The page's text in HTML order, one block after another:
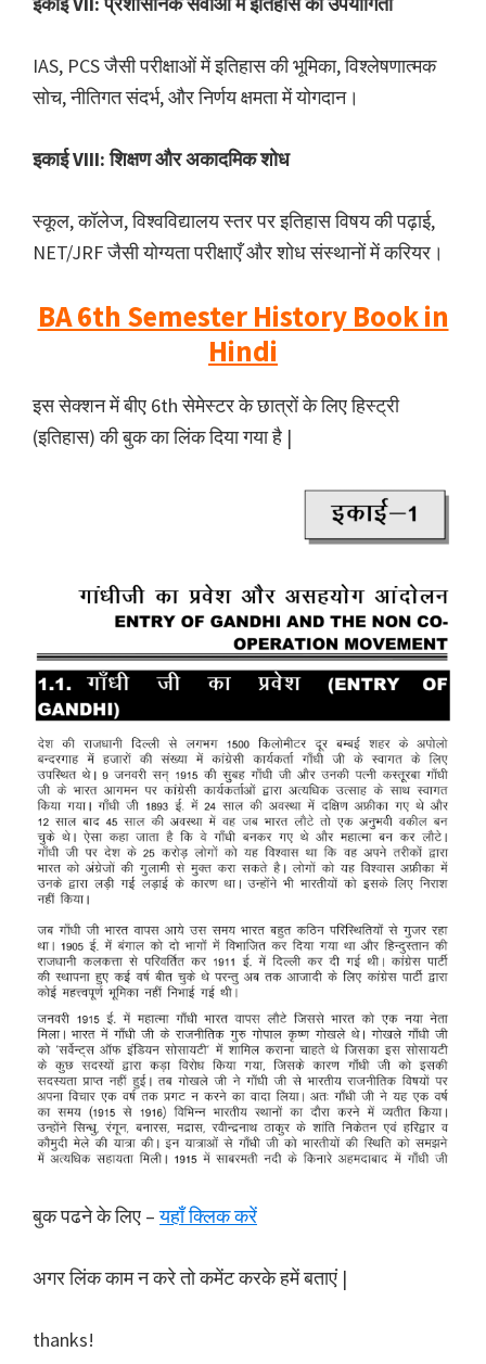
IAS, PCS जैसी परीक्षाओं में इतिहास की भूमिका, विश्लेषणात्मक
सोच, नीतिगत संदर्भ, और निर्णय क्षमता में योगदान।
इकाई VIII: शिक्षण और अकादमिक शोध
स्कूल, कॉलेज, विश्वविद्यालय स्तर पर इतिहास विषय की पढ़ाई,
NET/JRF जैसी योग्यता परीक्षाएँ और शोध संस्थानों में करियर।
BA 6th Semester History Book in
Hindi
इस सेक्शन में बीए 6th सेमेस्टर के छात्रों के लिए हिस्ट्री
(इतिहास) की बुक का लिंक दिया गया है |
बुक पढने के लिए –यहाँ क्लिक करें
अगर लिंक काम न करे तो कमेंट करके हमें बताएं |
thanks!